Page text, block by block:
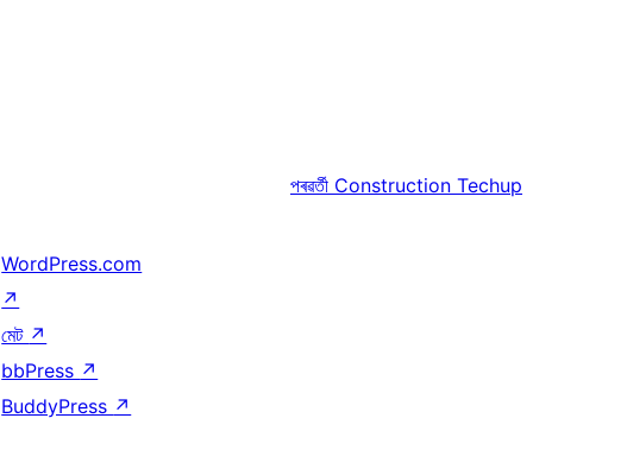
পৰৱৰ্তী Construction Techup
WordPress.com
↗
মেট ↗
bbPress ↗
BuddyPress ↗